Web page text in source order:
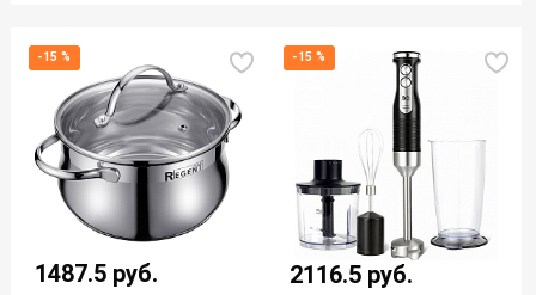
-15 %
1487.5 руб.
-15 %
2116.5 руб.